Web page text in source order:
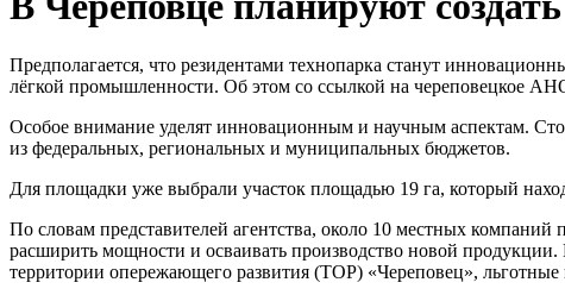
Предполагается, что резидентами технопарка станут
лёгкой промышленности. Об этом со ссылкой на череповецкое
Особое внимание уделят инновационным и научным аспектам.
из федеральных, региональных и муниципальных бюджетов.
Для площадки уже выбрали участок площадью 19 га, который
По словам представителей агентства, около 10 местных
расширить мощности и осваивать производство новой
территории опережающего развития (ТОР) «Череповец»,